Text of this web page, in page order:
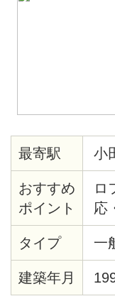
最寄駅 小
おすすめ
ポイント
ロ
応
タイプ 一
建築年月